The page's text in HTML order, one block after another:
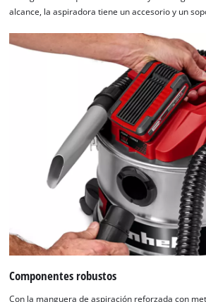
alcance, la aspiradora tiene un accesorio y un
Componentes robustos
Con la manguera de aspiración reforzada con